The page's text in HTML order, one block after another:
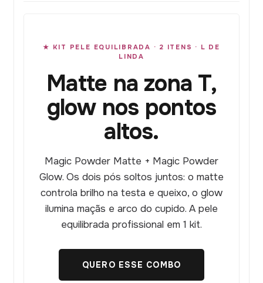
★ KIT PELE EQUILIBRADA · 2 ITENS · L DE
LINDA
Matte na zona T,
glow nos pontos
altos.
Magic Powder Matte + Magic Powder
Glow. Os dois pós soltos juntos: o matte
controla brilho na testa e queixo, o glow
ilumina maçãs e arco do cupido. A pele
equilibrada profissional em 1 kit.
QUERO ESSE COMBO